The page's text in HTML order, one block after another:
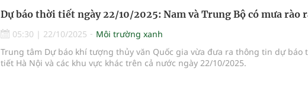
Dự báo thời tiết ngày 22/10/2025: Nam và Trung Bộ có mưa rào
05:30 | 22/10/2025
Môi trường xanh
Trung tâm Dự báo khí tượng thủy văn Quốc gia vừa đưa ra thông tin dự báo
tiết Hà Nội và các khu vực khác trên cả nước ngày 22/10/2025.